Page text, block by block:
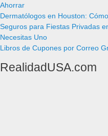
Ahorrar
Dermatólogos en Houston:
Seguros para Fiestas Privadas
Necesitas Uno
Libros de Cupones por Correo
RealidadUSA.com